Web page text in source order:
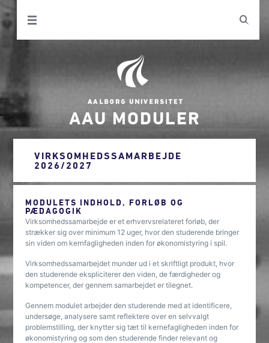
AAU MODULER
VIRKSOMHEDSSAMARBEJDE
2026/2027
MODULETS INDHOLD, FORLØB OG
PÆDAGOGIK
Virksomhedssamarbejde er et erhvervsrelateret forløb, der
strækker sig over minimum 12 uger, hvor den studerende bringer
sin viden om kernfagligheden inden for økonomistyring i spil.
Virksomhedssamarbejdet munder ud i et skriftligt produkt, hvor
den studerende ekspliciterer den viden, de færdigheder og
kompetencer, der gennem samarbejdet er tilegnet.
Gennem modulet arbejder den studerende med at identificere,
undersøge, analysere samt reflektere over en selvvalgt
problemstilling, der knytter sig tæt til kernefagligheden inden for
økonomistyring og som den studerende finder relevant og